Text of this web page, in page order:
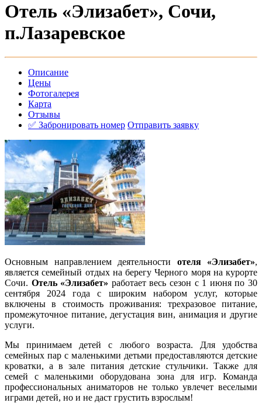
Отель «Элизабет», Сочи,
п.Лазаревское
Описание
Цены
Фотогалерея
Карта
Отзывы
✅ Забронировать номер Отправить заявку
Основным направлением деятельности отеля «Элизабет»,
является семейный отдых на берегу Черного моря на курорте
Сочи. Отель «Элизабет» работает весь сезон с 1 июня по 30
сентября 2024 года с широким набором услуг, которые
включены в стоимость проживания: трехразовое питание,
промежуточное питание, дегустация вин, анимация и другие
услуги.
Мы принимаем детей с любого возраста. Для удобства
семейных пар с маленькими детьми предоставляются детские
кроватки, а в зале питания детские стульчики. Также для
семей с маленькими оборудована зона для игр. Команда
профессиональных аниматоров не только увлечет веселыми
играми детей, но и не даст грустить взрослым!